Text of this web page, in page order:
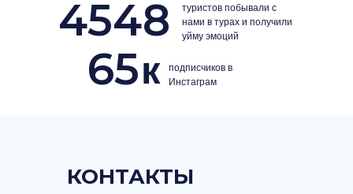
туристов побывали с
нами в турах и получили
уйму эмоций
4548
подписчиков в
Инстаграм
к
65
КОНТАКТЫ